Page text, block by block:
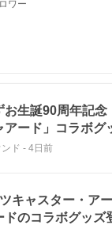
ワー
お生誕90周年記念
アード」コラボグ
ド - 4日前
キャスター・ア
ドのコラボグッ